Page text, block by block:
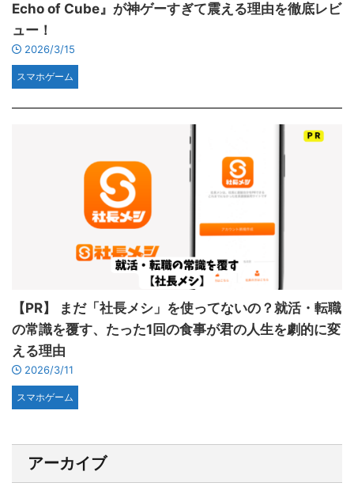
Echo of Cube』が神ゲーすぎて震える理由を徹底レビ
ュー！
2026/3/15
スマホゲーム
【PR】 まだ「社長メシ」を使ってないの？就活・転職
の常識を覆す、たった1回の食事が君の人生を劇的に変
える理由
2026/3/11
スマホゲーム
アーカイブ